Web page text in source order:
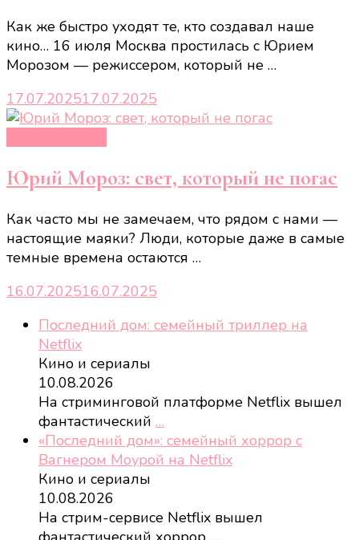
Как же быстро уходят те, кто создавал наше
кино… 16 июля Москва простилась с Юрием
Морозом — режиссером, который не …
17.07.202517.07.2025
Юрий Мороз: свет, который не погас
Как часто мы не замечаем, что рядом с нами —
настоящие маяки? Люди, которые даже в самые
темные времена остаются …
16.07.202516.07.2025
Последний дом: семейный триллер на
Netflix
Кино и сериалы
10.08.2026
На стриминговой платформе Netflix вышел
фантастический …
«Последний дом»: семейный хоррор с
Вагнером Моурой на Netflix
Кино и сериалы
10.08.2026
На стрим-сервисе Netflix вышел